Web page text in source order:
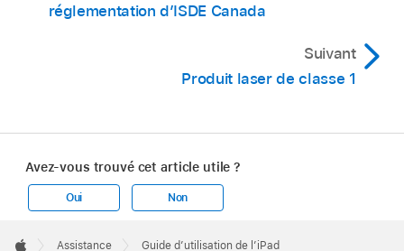
réglementation d’ISDE Canada
Suivant
Produit laser de classe 1
Avez-vous trouvé cet article utile ?
Oui Non
Footer
 Assistance Guide d’utilisation de l’iPad